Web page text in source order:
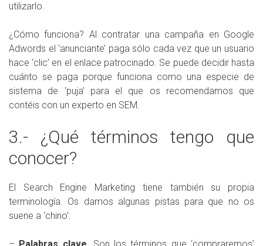
utilizarlo.
¿Cómo funciona? Al contratar una campaña en Google
Adwords el ‘anunciante’ paga sólo cada vez que un usuario
hace ‘clic’ en el enlace patrocinado. Se puede decidir hasta
cuánto se paga porque funciona como una especie de
sistema de ‘puja’ para el que os recomendamos que
contéis con un experto en SEM.
3.- ¿Qué términos tengo que
conocer?
El Search Engine Marketing tiene también su propia
terminología. Os damos algunas pistas para que no os
suene a ‘chino’: